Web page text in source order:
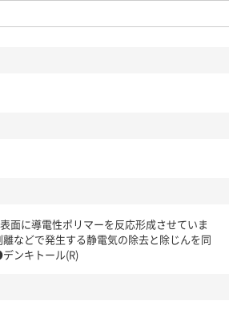
面に導電性ポリマーを反応形成させていま
離などで発生する静電気の除去と除じんを同
ンキトール(R)